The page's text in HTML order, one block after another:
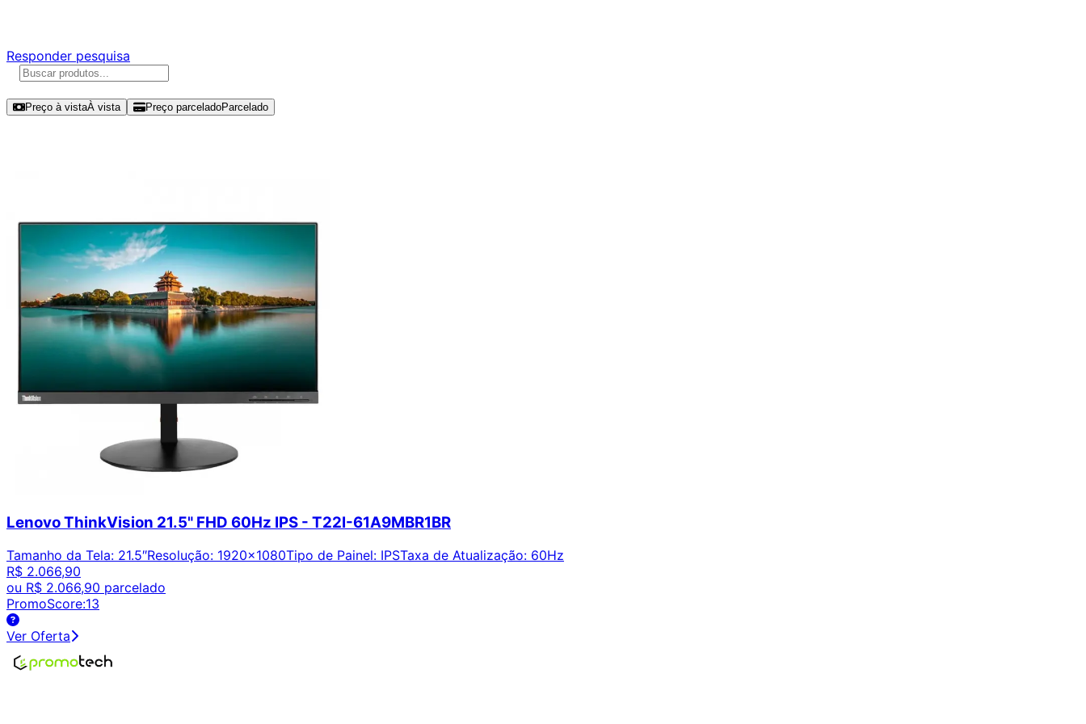
Responder pesquisa
Preço à vistaÀ vista Preço parceladoParcelado
Lenovo ThinkVision 21.5" FHD 60Hz IPS - T22I-61A9MBR1BR
Tamanho da Tela: 21.5″Resolução: 1920x1080Tipo de Painel: IPSTaxa de Atualização: 60Hz
R$ 2.066,90
ou R$ 2.066,90 parcelado
PromoScore:13
Ver Oferta